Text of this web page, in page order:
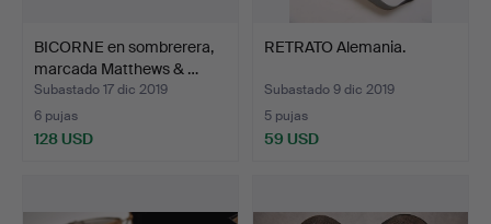
BICORNE en sombrerera,
marcada Matthews & …
Subastado 17 dic 2019
6 pujas
128 USD
RETRATO Alemania.
Subastado 9 dic 2019
5 pujas
59 USD